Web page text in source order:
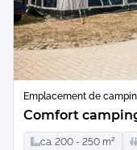
Emplacement de
Comfort
ca. 200 - 250 m²